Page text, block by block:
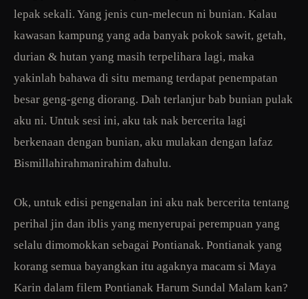
lepak sekali. Yang jenis cun-melecun ni bunian. Kalau
kawasan kampung yang ada banyak pokok sawit, getah,
durian & hutan yang masih terpelihara lagi, maka
yakinlah bahawa di situ memang terdapat penempatan
besar geng-geng diorang. Dah terlanjur bab bunian pulak
aku ni. Untuk sesi ini, aku tak nak bercerita lagi
berkenaan dengan bunian, aku mulakan dengan lafaz
Bismillahirahmanirahim dahulu.
Ok, untuk edisi pengenalan ini aku nak bercerita tentang
perihal jin dan iblis yang menyerupai perempuan yang
selalu dimomokkan sebagai Pontianak. Pontianak yang
korang semua bayangkan itu agaknya macam si Maya
Karin dalam filem Pontianak Harum Sundal Malam kan?